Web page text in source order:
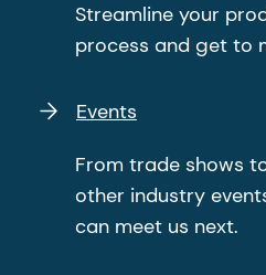
Streamline your
process and get to
Events
From trade shows
other industry
can meet us next.